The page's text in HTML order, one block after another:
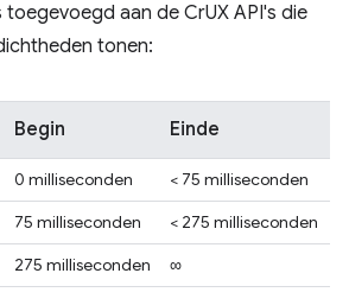
aan de CrUX API's die
tonen:
Begin Einde
0 milliseconden
< 75 milliseconden
75 milliseconden
< 275 milliseconden
275 milliseconden ∞